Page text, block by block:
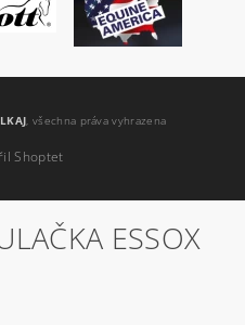
, všechna práva vyhrazena
Shoptet
ESSOX